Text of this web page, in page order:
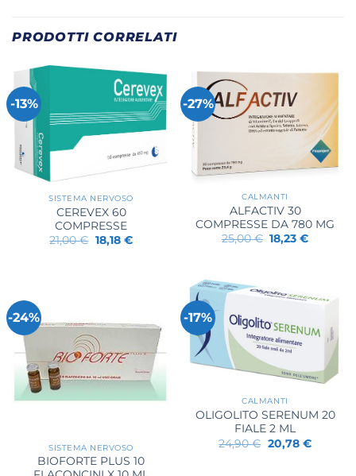
PRODOTTI CORRELATI
-13%
SISTEMA NERVOSO
CEREVEX 60
COMPRESSE
21,00€ Il
prezzo
18,18 €Il
-27%
CALMANTI
ALFACTIV 30
COMPRESSE DA 780 MG
25,00€ Il
prezzo
18,23€Il
-24%
SISTEMA NERVOSO
BIOFORTE PLUS 10
-17%
CALMANTI
OLIGOLITO SERENUM 20
FIALE 2 ML
24,90€ Il
prezzo
20,78 €Il